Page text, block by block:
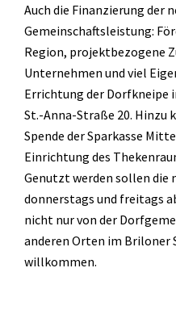
Auch die Finanzierung der
Gemeinschaftsleistung:
Region, projektbezogene
Unternehmen und viel
Errichtung der Dorfkneipe
St.-Anna-Straße 20. Hinzu
Spende der Sparkasse
Einrichtung des
Genutzt werden sollen die
donnerstags und freitags
nicht nur von der
anderen Orten im Briloner
willkommen.